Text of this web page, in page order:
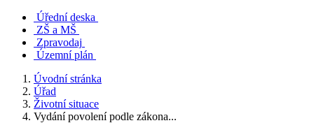
Úřední deska
ZŠ a MŠ
Zpravodaj
Územní plán
Úvodní stránka
Úřad
Životní situace
Vydání povolení podle zákona...